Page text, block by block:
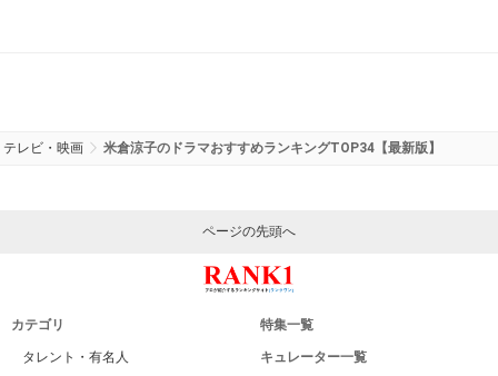
テレビ・映画 米倉涼子のドラマおすすめランキングTOP34【最新版】
ページの先頭へ
カテゴリ
タレント・有名人
特集一覧
キュレーター一覧